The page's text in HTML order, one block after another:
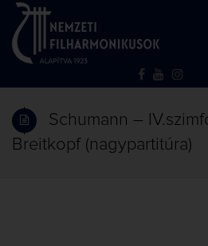
Schumann –
Breitkopf (nagypartitúra)